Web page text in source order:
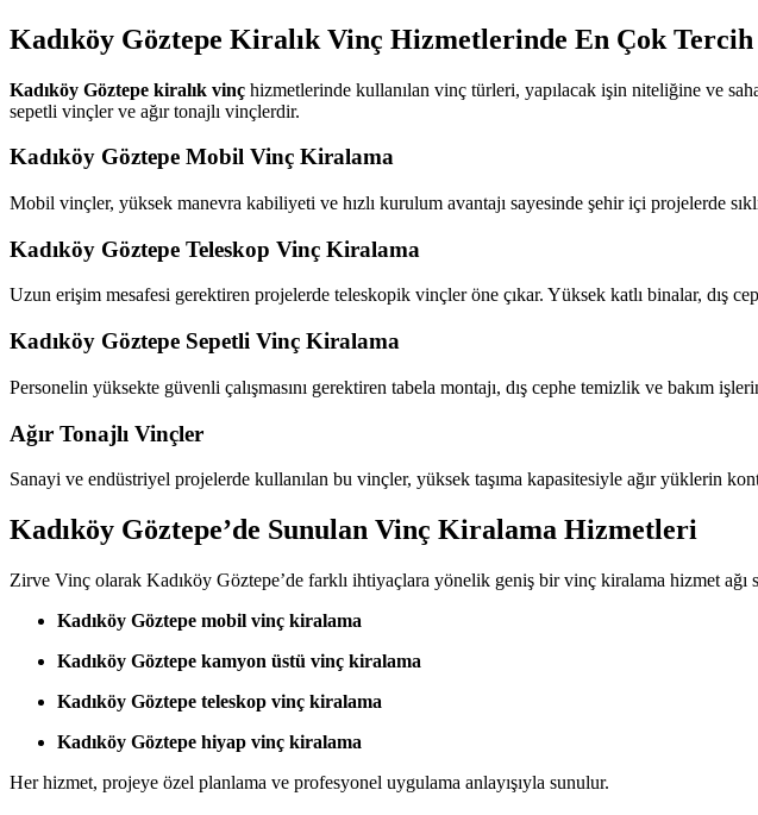
Kadıköy Göztepe Kiralık Vinç Hizmetlerinde En Çok
Kadıköy Göztepe kiralık vinç hizmetlerinde kullanılan vinç türleri, yapılacak işin niteliğine ve
sepetli vinçler ve ağır tonajlı vinçlerdir.
Kadıköy Göztepe Mobil Vinç Kiralama
Mobil vinçler, yüksek manevra kabiliyeti ve hızlı kurulum avantajı sayesinde şehir içi projelerde
Kadıköy Göztepe Teleskop Vinç Kiralama
Uzun erişim mesafesi gerektiren projelerde teleskopik vinçler öne çıkar. Yüksek katlı binalar, dış
Kadıköy Göztepe Sepetli Vinç Kiralama
Personelin yüksekte güvenli çalışmasını gerektiren tabela montajı, dış cephe temizlik ve bakım
Ağır Tonajlı Vinçler
Sanayi ve endüstriyel projelerde kullanılan bu vinçler, yüksek taşıma kapasitesiyle ağır yüklerin
Kadıköy Göztepe’de Sunulan Vinç Kiralama Hizmetleri
Zirve Vinç olarak Kadıköy Göztepe’de farklı ihtiyaçlara yönelik geniş bir vinç kiralama hizmet ağı
Kadıköy Göztepe mobil vinç kiralama
Kadıköy Göztepe kamyon üstü vinç kiralama
Kadıköy Göztepe teleskop vinç kiralama
Kadıköy Göztepe hiyap vinç kiralama
Her hizmet, projeye özel planlama ve profesyonel uygulama anlayışıyla sunulur.